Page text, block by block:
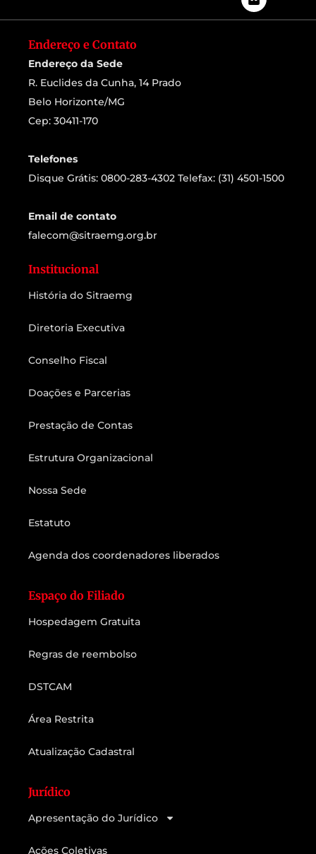
Endereço e Contato
Endereço da Sede
R. Euclides da Cunha, 14 Prado
Belo Horizonte/MG
Cep: 30411-170
Telefones
Disque Grátis: 0800-283-4302 Telefax: (31) 4501-1500
Email de contato
falecom@sitraemg.org.br
Institucional
História do Sitraemg
Diretoria Executiva
Conselho Fiscal
Doações e Parcerias
Prestação de Contas
Estrutura Organizacional
Nossa Sede
Estatuto
Agenda dos coordenadores liberados
Espaço do Filiado
Hospedagem Gratuita
Regras de reembolso
DSTCAM
Área Restrita
Atualização Cadastral
Jurídico
Apresentação do Jurídico
Ações Coletivas